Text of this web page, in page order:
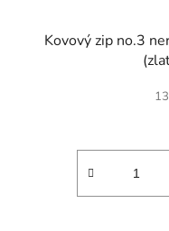
Kovový zip no.3